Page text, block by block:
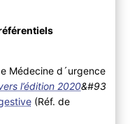
Médecine d´urgence
l’édition 2020&#93
(Réf. de